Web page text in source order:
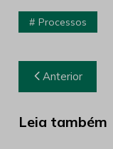
Processos
Navegação
de
Post
Anterior
Leia também